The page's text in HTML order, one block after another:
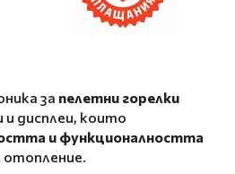
за пелетни горелки
дисплеи, които
и функционалността